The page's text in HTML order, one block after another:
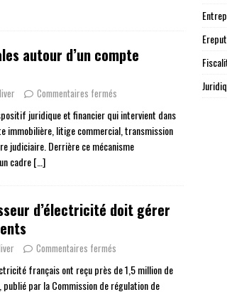
autour d’un compte
Commentaires fermés
juridique et financier qui intervient dans
immobilière, litige commercial, transmission
judiciaire. Derrière ce mécanisme
cadre[…]
d’électricité doit gérer
Commentaires fermés
français ont reçu près de 1,5 million de
par la Commission de régulation de